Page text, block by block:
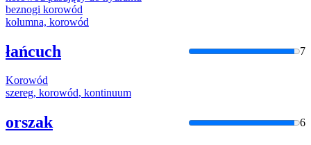
beznogi korowód
kolumna, korowód
łańcuch 7
Korowód
szereg, korowód, kontinuum
orszak 6